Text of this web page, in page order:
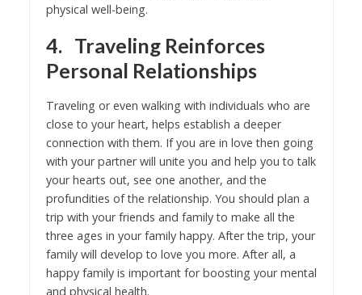
physical well-being.
4. Traveling Reinforces
Personal Relationships
Traveling or even walking with individuals who are
close to your heart, helps establish a deeper
connection with them. If you are in love then going
with your partner will unite you and help you to talk
your hearts out, see one another, and the
profundities of the relationship. You should plan a
trip with your friends and family to make all the
three ages in your family happy. After the trip, your
family will develop to love you more. After all, a
happy family is important for boosting your mental
and physical health.